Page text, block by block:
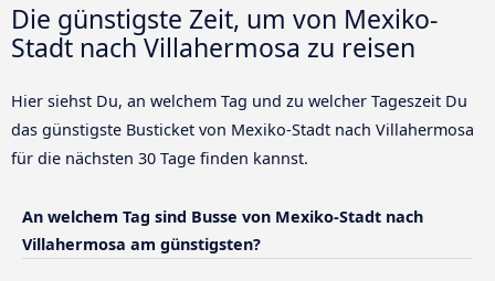
Die günstigste Zeit, um von Mexiko-
Stadt nach Villahermosa zu reisen
Hier siehst Du, an welchem Tag und zu welcher Tageszeit Du
das günstigste Busticket von Mexiko-Stadt nach Villahermosa
für die nächsten 30 Tage finden kannst.
An welchem Tag sind Busse von Mexiko-Stadt nach
Villahermosa am günstigsten?